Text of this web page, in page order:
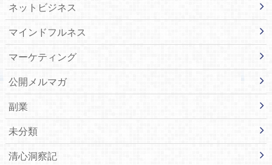
ネットビジネス
マインドフルネス
マーケティング
公開メルマガ
副業
未分類
清心洞察記